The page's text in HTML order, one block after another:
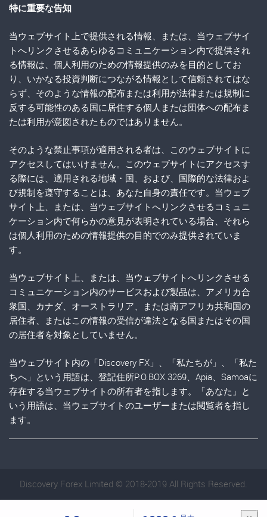
特に重要な告知
当ウェブサイト上で提供される情報、または、当ウェブサイ
トへリンクさせるあらゆるコミュニケーション内で提供され
る情報は、個人利用のための情報提供のみを目的としてお
り、いかなる投資判断につながる情報として信頼されてはな
らず、そのような情報の配布または利用が法律または規制に
反する可能性のある国に居住する個人または団体への配布ま
たは利用が意図されたものではありません。
そのような禁止事項が適用される者は、このウェブサイトに
アクセスしてはいけません。このウェブサイトにアクセスす
る際には、適用される地域・国、および、国際的な法律およ
び規制を遵守することは、あなた自身の責任です。当ウェブ
サイト上、または、当ウェブサイトへリンクさせるコミュニ
ケーション内で何らかの意見が表明されている場合、それら
は個人利用のための情報提供の目的でのみ提供されていま
す。
当ウェブサイト上、または、当ウェブサイトへリンクさせる
コミュニケーション内のサービスおよび製品は、アメリカ合
衆国、カナダ、オーストラリア、または南アフリカ共和国の
居住者、またはこの情報の受信が違法となる国またはその国
の居住者を対象としていません。
当ウェブサイト内の「Discovery FX」、「私たちが」、「私た
ちへ」という用語は、登記住所P.O.BOX 3269、Apia、Samoaに
存在する当ウェブサイトの所有者を指します。「あなた」と
いう用語は、当ウェブサイトのユーザーまたは閲覧者を指し
ます。
Discovery Forex Limited © 2018-2019 All Rights Reserved.